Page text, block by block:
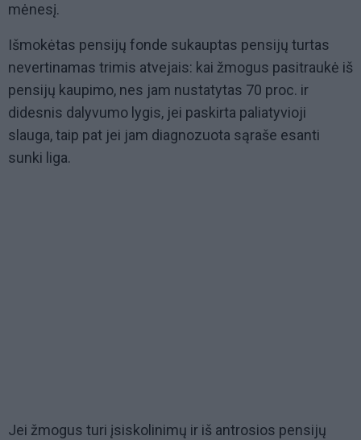
mėnesį.
Išmokėtas pensijų fonde sukauptas pensijų turtas
nevertinamas trimis atvejais: kai žmogus pasitraukė iš
pensijų kaupimo, nes jam nustatytas 70 proc. ir
didesnis dalyvumo lygis, jei paskirta paliatyvioji
slauga, taip pat jei jam diagnozuota sąraše esanti
sunki liga.
Jei žmogus turi įsiskolinimų ir iš antrosios pensijų